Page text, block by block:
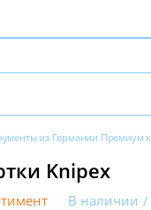
из Германии Премиум
Knipex
В наличии